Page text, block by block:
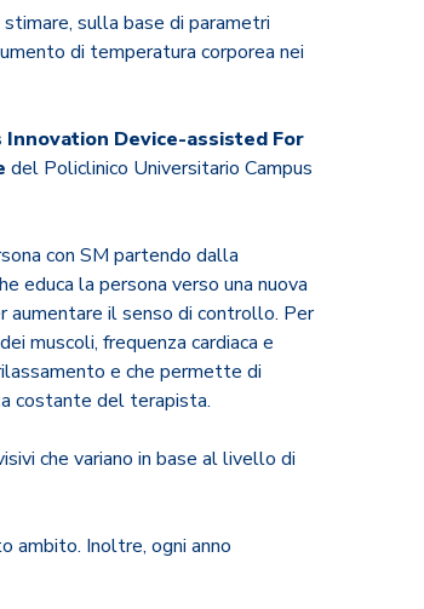
sulla base di parametri
di temperatura corporea nei
Innovation Device-assisted For
del Policlinico Universitario Campus
con SM partendo dalla
educa la persona verso una nuova
il senso di controllo. Per
muscoli, frequenza cardiaca e
e che permette di
costante del terapista.
che variano in base al livello di
ambito. Inoltre, ogni anno